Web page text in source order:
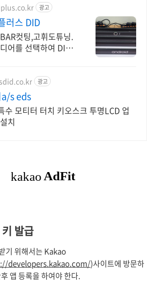
광고
러스 DID
컷팅,고휘도튜닝.
어를 선택하여 DID
광고
s eds
수 모티터 터치 키오스크 투명LCD 업
치
발급
기 위해서는 Kakao
developers.kakao.com/)사이트에 방문하
앱 등록을 하여야 한다.